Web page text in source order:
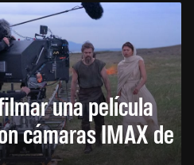
una película
cámaras IMAX de